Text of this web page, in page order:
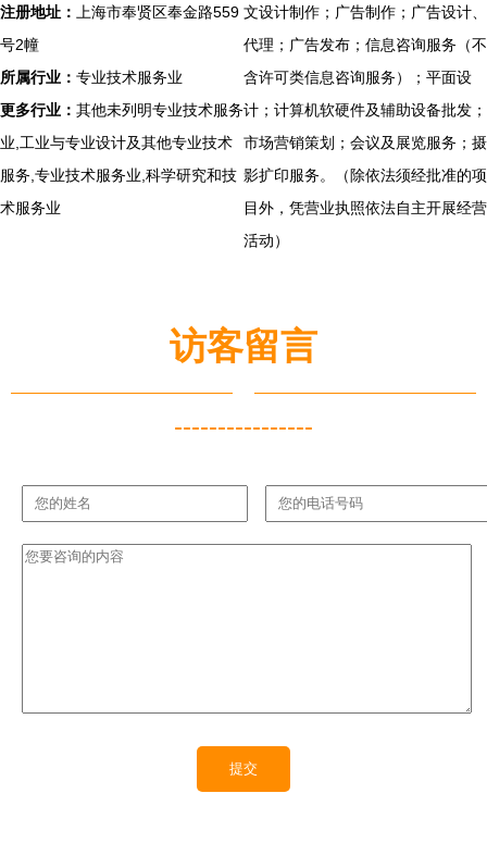
注册地址：
上海市奉贤区奉金路559
号2幢
所属行业： 专业技术服务业
更多行业： 其他未列明专业技术服务
业,工业与专业设计及其他专业技术
服务,专业技术服务业,科学研究和技
术服务业
文设计制作；广告制作；广告设计、
代理；广告发布；信息咨询服务（不
含许可类信息咨询服务）；平面设
计；计算机软硬件及辅助设备批发；
市场营销策划；会议及展览服务；摄
影扩印服务。（除依法须经批准的项
目外，凭营业执照依法自主开展经营
活动）
访客留言
----------------